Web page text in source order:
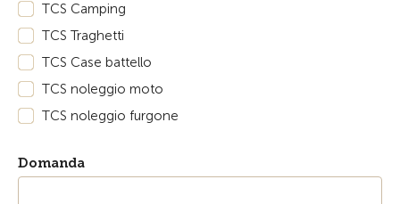
TCS Camping
TCS Traghetti
TCS Case battello
TCS noleggio moto
TCS noleggio furgone
Domanda